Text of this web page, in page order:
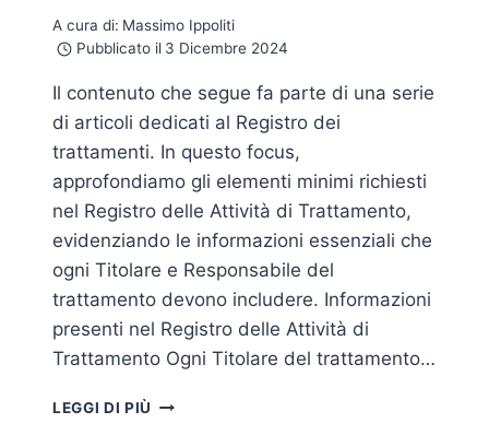
A cura di: Massimo Ippoliti
Pubblicato il 3 Dicembre 2024
Il contenuto che segue fa parte di una serie
di articoli dedicati al Registro dei
trattamenti. In questo focus,
approfondiamo gli elementi minimi richiesti
nel Registro delle Attività di Trattamento,
evidenziando le informazioni essenziali che
ogni Titolare e Responsabile del
trattamento devono includere. Informazioni
presenti nel Registro delle Attività di
Trattamento Ogni Titolare del trattamento…
LEGGI DI PIÙ GUIDA